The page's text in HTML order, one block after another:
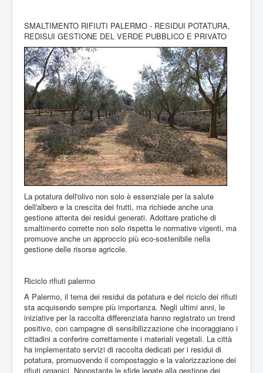
SMALTIMENTO RIFIUTI PALERMO - RESIDUI POTATURA,
REDISUI GESTIONE DEL VERDE PUBBLICO E PRIVATO
La potatura dell'olivo non solo è essenziale per la salute
dell'albero e la crescita dei frutti, ma richiede anche una
gestione attenta dei residui generati. Adottare pratiche di
smaltimento corrette non solo rispetta le normative vigenti, ma
promuove anche un approccio più eco-sostenibile nella
gestione delle risorse agricole.
Riciclo rifiuti palermo
A Palermo, il tema dei residui da potatura e del riciclo dei rifiuti
sta acquisendo sempre più importanza. Negli ultimi anni, le
iniziative per la raccolta differenziata hanno registrato un trend
positivo, con campagne di sensibilizzazione che incoraggiano i
cittadini a conferire correttamente i materiali vegetali. La città
ha implementato servizi di raccolta dedicati per i residui di
potatura, promuovendo il compostaggio e la valorizzazione dei
rifiuti organici. Nonostante le sfide legate alla gestione dei